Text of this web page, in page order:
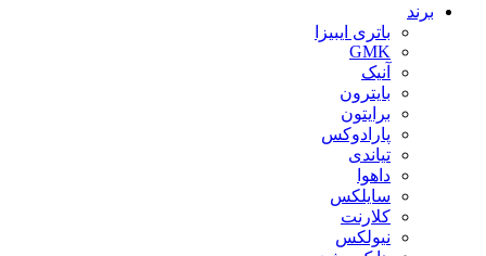
برند
باتری ایبیزا
GMK
آنیک
بایترون
برایتون
پارادوکس
تیاندی
داهوا
سایلکس
کلارنت
نیولکس